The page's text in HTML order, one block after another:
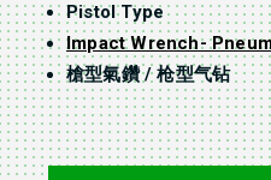
Pistol Type
Impact Wrench-
槍型氣鑽 / 枪型气钻